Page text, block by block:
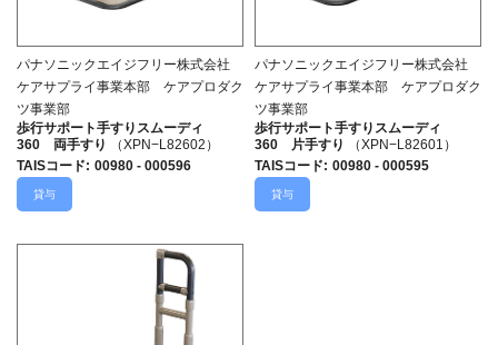
パナソニックエイジフリー株式会社
ケアサプライ事業本部 ケアプロダク
ツ事業部
歩行サポート手すりスムーディ
360 両手すり
（XPN−L82602）
TAISコード: 00980 - 000596
貸与
パナソニックエイジフリー株式会社
ケアサプライ事業本部 ケアプロダク
ツ事業部
歩行サポート手すりスムーディ
360 片手すり
（XPN−L82601）
TAISコード: 00980 - 000595
貸与